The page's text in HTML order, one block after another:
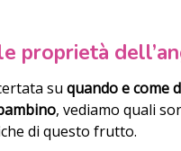
proprietà
suquando e come
, vediamo quali
di questo frutto.